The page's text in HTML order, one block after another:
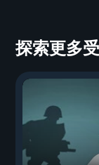
探索更多